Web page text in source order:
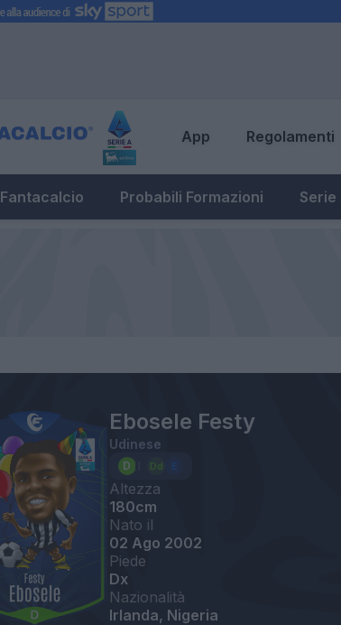
App Regolamenti
Fantacalcio Probabili Formazioni Serie
Ebosele Festy
Udinese
Altezza
180cm
Nato il
02 Ago 2002
Piede
Dx
Nazionalità
Irlanda, Nigeria